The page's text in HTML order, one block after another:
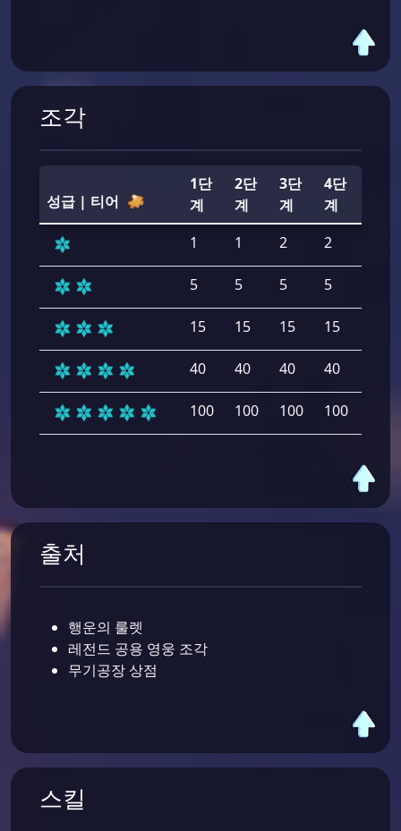
조각
성급 | 티어
1단
계
2단
계
3단
계
4단
계
1
1 2 2
5 5 5 5
15 15 15 15
40 40 40 40
100 100 100 100
출처
행운의 룰렛
레전드 공용 영웅 조각
무기공장 상점
스킬